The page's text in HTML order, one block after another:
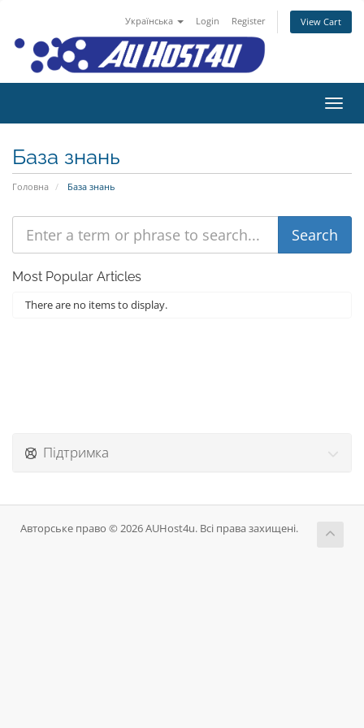
Українська Login Register View Cart
База знань
Головна База знань
Most Popular Articles
There are no items to display.
Підтримка
Авторське право © 2026 AUHost4u. Всі права захищені.